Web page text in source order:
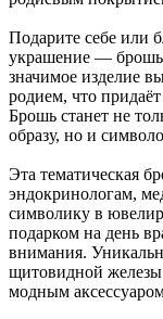
Подарите себе или
украшение — брошь
значимое изделие
родием, что
Брошь станет не
образу, но и
Эта тематическая
эндокринологам,
символику в
подарком на день
внимания.
щитовидной железы
модным